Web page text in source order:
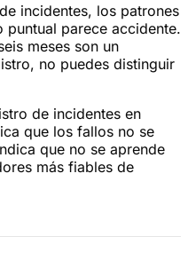
incidentes, los patrones
parece accidente.
meses son un
no puedes distinguir
de incidentes en
que los fallos no se
que no se aprende
más fiables de